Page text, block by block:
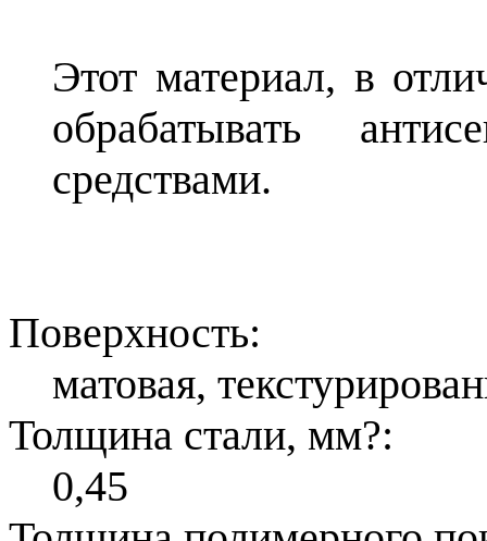
Этот материал, в
обрабатывать
средствами.
Поверхность:
матовая,
Толщина стали, мм?:
0,45